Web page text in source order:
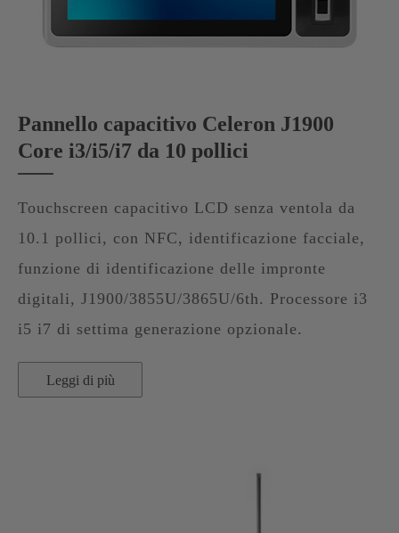
Pannello capacitivo Celeron J1900
Core i3/i5/i7 da 10 pollici
Touchscreen capacitivo LCD senza ventola da
10.1 pollici, con NFC, identificazione facciale,
funzione di identificazione delle impronte
digitali, J1900/3855U/3865U/6th. Processore i3
i5 i7 di settima generazione opzionale.
Leggi di più